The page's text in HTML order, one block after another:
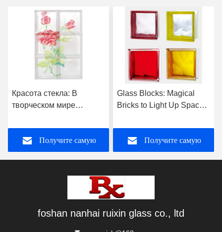
Glass Blocks: Magical
Bricks to Light Up Spaces
Получите самую
Glass Blocks: Elevate
Your Space with Diverse
Style
Получите самую
foshan nanhai ruixin glass co., ltd